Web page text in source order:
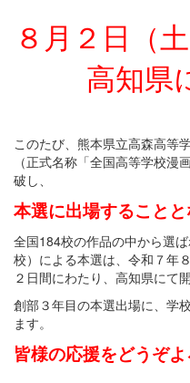
８月２日（
高知県
このたび、熊本県立高森高等
（正式名称「全国高等学校
破し、
本選に出場することと
全国184校の作品の中から選
校）による本選は、令和７年
２日間にわたり、高知県にて
創部３年目の本選出場に、学
ます。
皆様の応援をどうぞ